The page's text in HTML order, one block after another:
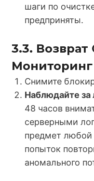
шаги по
предприняты.
3.3.
Мониторинг
Снимите
Наблюдайте за
48 часов
серверными
предмет любой
попыток
аномального